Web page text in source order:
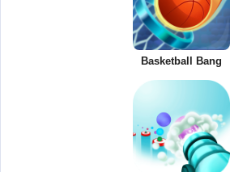
Basketball Bang